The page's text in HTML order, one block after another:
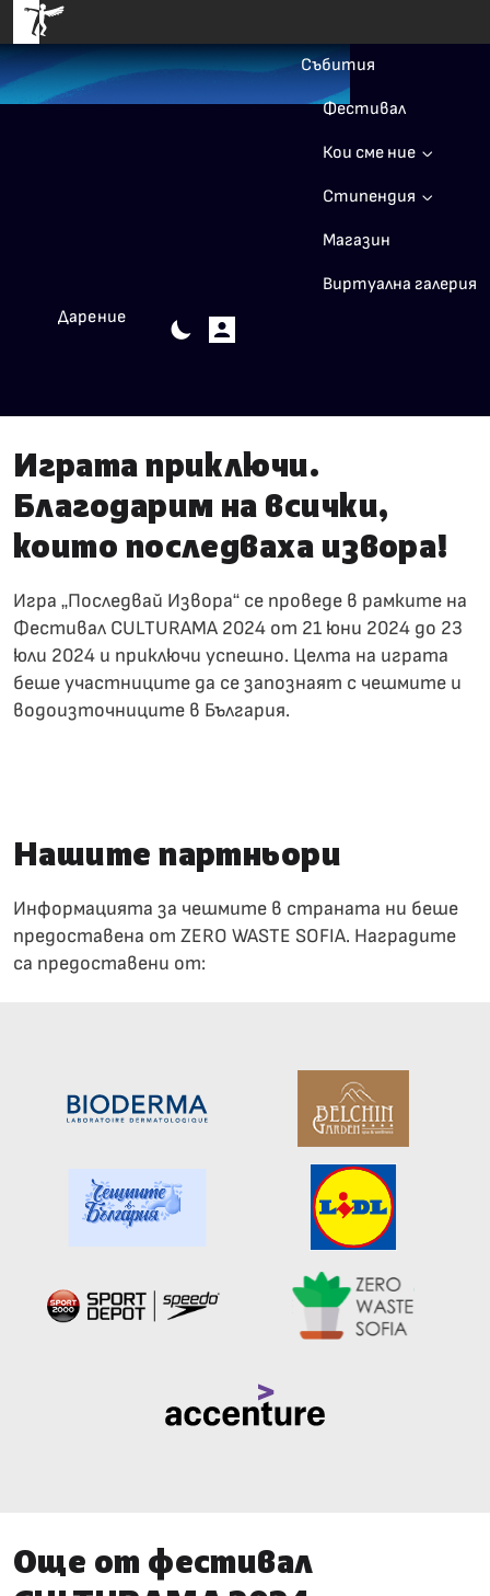
Дарение
Събития
Фестивал
Кои сме ние
Стипендия
Магазин
Виртуална галерия
Играта приключи.
Благодарим на всички,
които последваха извора!
Игра „Последвай Извора“ се проведе в рамките на
Фестивал CULTURAMA 2024 от 21 юни 2024 до 23
юли 2024 и приключи успешно. Целта на играта
беше участниците да се запознаят с чешмите и
водоизточниците в България.
Нашите партньори
Информацията за чешмите в страната ни беше
предоставена от ZERO WASTE SOFIA. Наградите
са предоставени от:
Още от фестивал